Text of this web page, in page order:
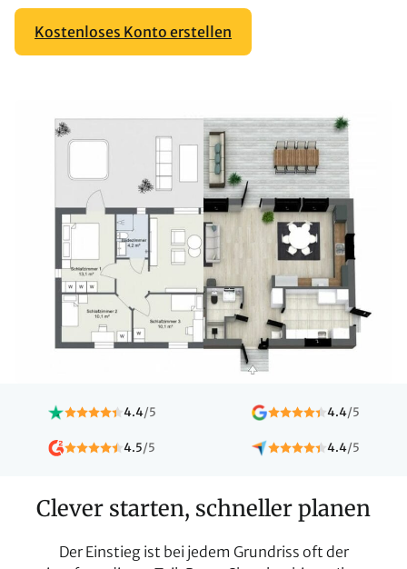
Kostenloses Konto erstellen
4.4/5 4.4/5
4.5/5 4.4/5
Clever starten, schneller planen
Der Einstieg ist bei jedem Grundriss oft der